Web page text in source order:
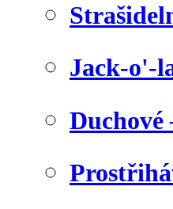
Jack-o'-
Duchové